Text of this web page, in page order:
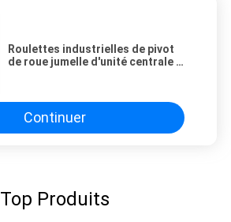
Roulettes industrielles de pivot
de roue jumelle d'unité centrale en
Continuer
Top Produits